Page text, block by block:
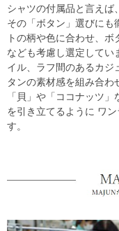
シャツの付属品と言えば
その「ボタン」選びにも
トの柄や色に合わせ、
なども考慮し選定してい
イル、ラフ間のあるカジ
タンの素材感を組み合
「貝」や「ココナッツ
を引き立てるように ワ
す。